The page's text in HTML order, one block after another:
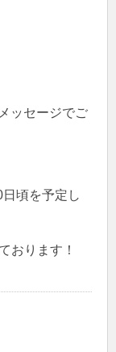
ッセージでご
頃を予定し
おります！